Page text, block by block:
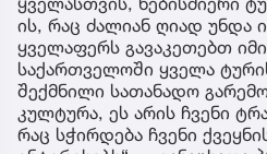
ის, რაც ძალიან ღიად უნდა
ყველაფერს გავაკეთებთ
საქართველოში ყველა
შექმნილი სათანადო
კულტურა, ეს არის ჩვენი
რაც სჭირდება ჩვენი